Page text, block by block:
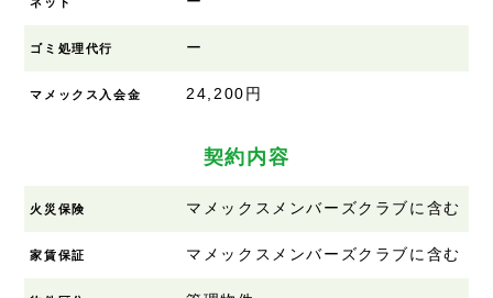
ゴミ処理代行 ー
マメックス入会金 24,200円
契約内容
火災保険 マメックスメンバーズクラブに含む
家賃保証 マメックスメンバーズクラブに含む